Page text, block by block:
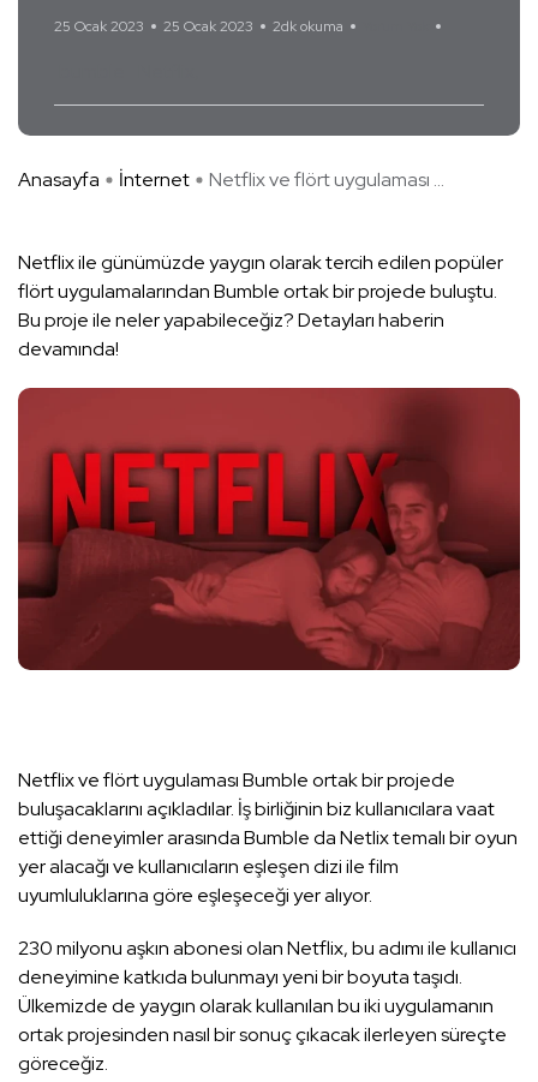
25 Ocak 2023 25 Ocak 2023 2dk okuma
Anasayfa İnternet Netflix ve flört uygulaması ...
Netflix ile günümüzde yaygın olarak tercih edilen popüler
flört uygulamalarından Bumble ortak bir projede buluştu.
Bu proje ile neler yapabileceğiz? Detayları haberin
devamında!
Netflix ve flört uygulaması Bumble ortak bir projede
buluşacaklarını açıkladılar. İş birliğinin biz kullanıcılara vaat
ettiği deneyimler arasında Bumble da Netlix temalı bir oyun
yer alacağı ve kullanıcıların eşleşen dizi ile film
uyumluluklarına göre eşleşeceği yer alıyor.
230 milyonu aşkın abonesi olan Netflix, bu adımı ile kullanıcı
deneyimine katkıda bulunmayı yeni bir boyuta taşıdı.
Ülkemizde de yaygın olarak kullanılan bu iki uygulamanın
ortak projesinden nasıl bir sonuç çıkacak ilerleyen süreçte
göreceğiz.